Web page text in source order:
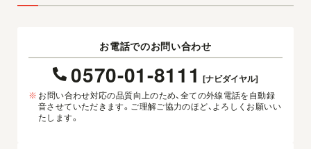
お電話でのお問い合わせ
0570-01-8111 [ナビダイヤル]
※ お問い合わせ対応の品質向上のため、全ての外線電話を自動録
音させていただきます。ご理解ご協力のほど、よろしくお願いい
たします。